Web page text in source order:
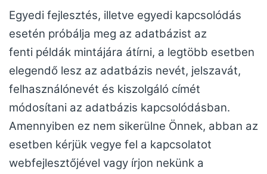
Egyedi fejlesztés, illetve egyedi kapcsolódás
esetén próbálja meg az adatbázist az
fenti példák mintájára átírni, a legtöbb esetben
elegendő lesz az adatbázis nevét, jelszavát,
felhasználónevét és kiszolgáló címét
módosítani az adatbázis kapcsolódásban.
Amennyiben ez nem sikerülne Önnek, abban az
esetben kérjük vegye fel a kapcsolatot
webfejlesztőjével vagy írjon nekünk a